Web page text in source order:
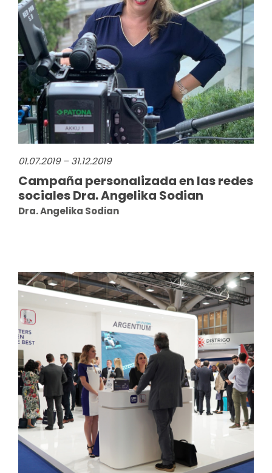
01.07.2019 – 31.12.2019
Campaña personalizada en las redes
sociales Dra. Angelika Sodian
Dra. Angelika Sodian